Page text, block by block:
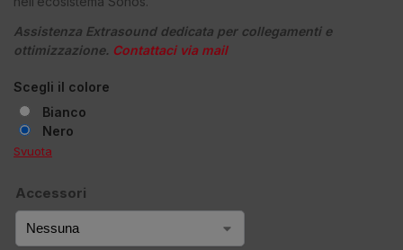
Assistenza Extrasound dedicata per collegamenti e
ottimizzazione. Contattaci via mail
Scegli il colore
Bianco
Nero
Svuota
Accessori